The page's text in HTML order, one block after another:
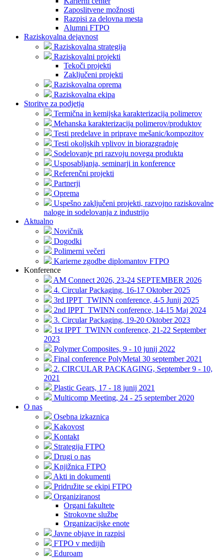
Zaposlitvene možnosti
Razpisi za delovna mesta
Alumni FTPO
Raziskovalna dejavnost
Raziskovalna strategija
Raziskovalni projekti
Tekoči projekti
Zaključeni projekti
Raziskovalna oprema
Raziskovalna ekipa
Storitve za podjetja
Termična in kemijska karakterizacija polimerov
Mehanska karakterizacija polimerov/produktov
Testi predelave in priprave mešanic/kompozitov
Testi okoljskih vplivov in biorazgradnje
Sodelovanje pri razvoju novega produkta
Usposabljanja, seminarji in konference
Referenčni projekti
Partnerji
Oprema
Uspešno zaključeni projekti, razvojno raziskovalne
naloge in sodelovanja z industrijo
Aktualno
Novičnik
Dogodki
Polimerni večeri
Karierne zgodbe diplomantov FTPO
Konference
AM Connect 2026, 23-24 SEPTEMBER 2026
4. Circular Packaging, 16-17 Oktober 2025
3rd IPPT_TWINN conference, 4-5 Junij 2025
2nd IPPT_TWINN conference, 14-15 Maj 2024
3. Circular Packaging, 19-20 Oktober 2023
1st IPPT_TWINN conference, 21-22 September
2023
Polymer Composites, 9 - 10 junij 2022
Final conference PolyMetal 30 september 2021
2. CIRCULAR PACKAGING, September 9 - 10,
2021
Plastic Gears, 17 - 18 junij 2021
Multicomp Meeting, 24 - 25 september 2020
O nas
Osebna izkaznica
Kakovost
Kontakt
Strategija FTPO
Drugi o nas
Knjižnica FTPO
Akti in dokumenti
Pridružite se ekipi FTPO
Organiziranost
Organi fakultete
Strokovne službe
Organizacijske enote
Javne objave in razpisi
FTPO v medijih
Eduroam